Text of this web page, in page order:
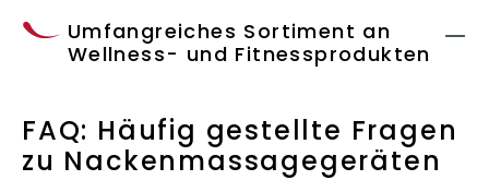
Umfangreiches Sortiment an
Wellness- und Fitnessprodukten
FAQ: Häufig gestellte Fragen
zu Nackenmassagegeräten